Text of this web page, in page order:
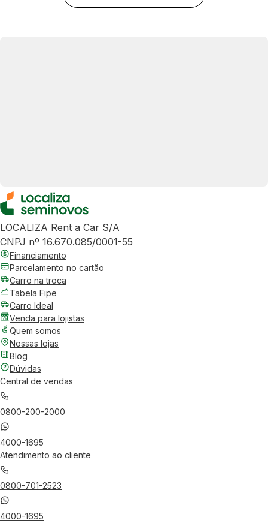
LOCALIZA Rent a Car S/A
CNPJ nº 16.670.085/0001-55
Financiamento
Parcelamento no cartão
Carro na troca
Tabela Fipe
Carro Ideal
Venda para lojistas
Quem somos
Nossas lojas
Blog
Dúvidas
Central de vendas
0800-200-2000
4000-1695
Atendimento ao cliente
0800-701-2523
4000-1695